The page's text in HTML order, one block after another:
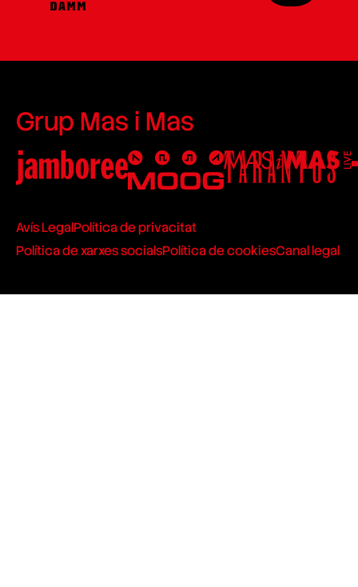
Grup Mas i Mas
Avís LegalPolítica de privacitat
Política de xarxes socialsPolítica de cookiesCanal legal